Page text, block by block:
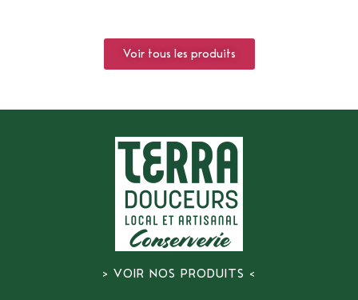
Voir tous les produits
> VOIR NOS PRODUITS <